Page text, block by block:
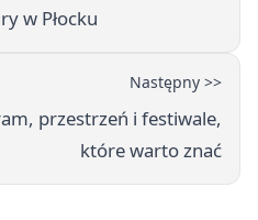
w Płocku
Następny >>
przestrzeń i festiwale,
które warto znać